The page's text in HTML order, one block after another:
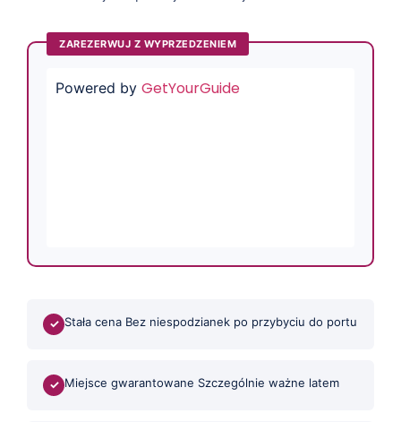
ZAREZERWUJ Z WYPRZEDZENIEM
Powered by GetYourGuide
✓ Stała cena Bez niespodzianek po przybyciu do portu
✓ Miejsce gwarantowane Szczególnie ważne latem